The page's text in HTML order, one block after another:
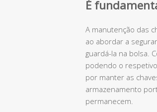
É
A manutenção das
ao abordar a
guardá-la na bolsa.
podendo o
por manter as
armazenamento
permanecem.